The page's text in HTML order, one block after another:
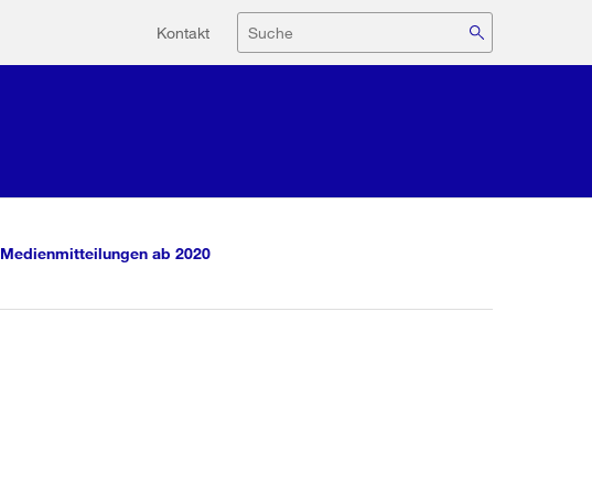
Hilfsnavigation
Kontakt Suche
Medienmitteilungen ab 2020